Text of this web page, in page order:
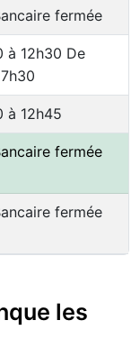
fermée
à 12h30 De
à 12h45
fermée
fermée
les